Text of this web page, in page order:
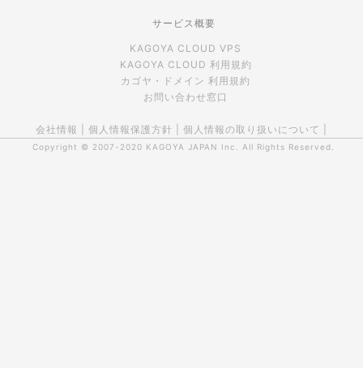
サービス概要
KAGOYA CLOUD VPS
KAGOYA CLOUD 利用規約
カゴヤ・ドメイン 利用規約
お問い合わせ窓口
会社情報 個人情報保護方針 個人情報の取り扱いについて
Copyright © 2007-2020 KAGOYA JAPAN Inc. All Rights Reserved.